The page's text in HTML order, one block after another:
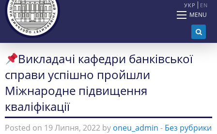
УКР EN
MENU
Викладачі кафедри банківської
справи успішно пройшли
Міжнародне підвищення
кваліфікації
Posted on 19 Липня, 2022 by oneu_admin - Без рубрики